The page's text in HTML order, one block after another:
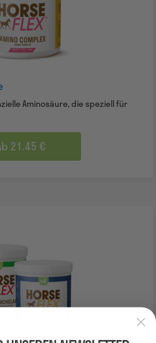
Aminosäure, die speziell für
21.45 €